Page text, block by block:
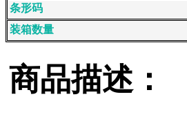
条形码
装箱数量
商品描述：